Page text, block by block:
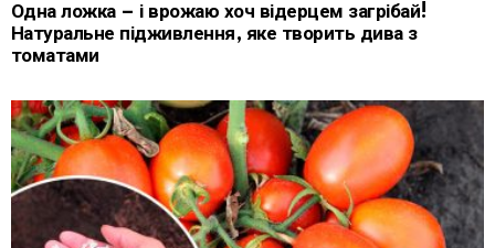
Одна ложка – і врожаю хоч відерцем загрібай!
Натуральне підживлення, яке творить дива з
томатами